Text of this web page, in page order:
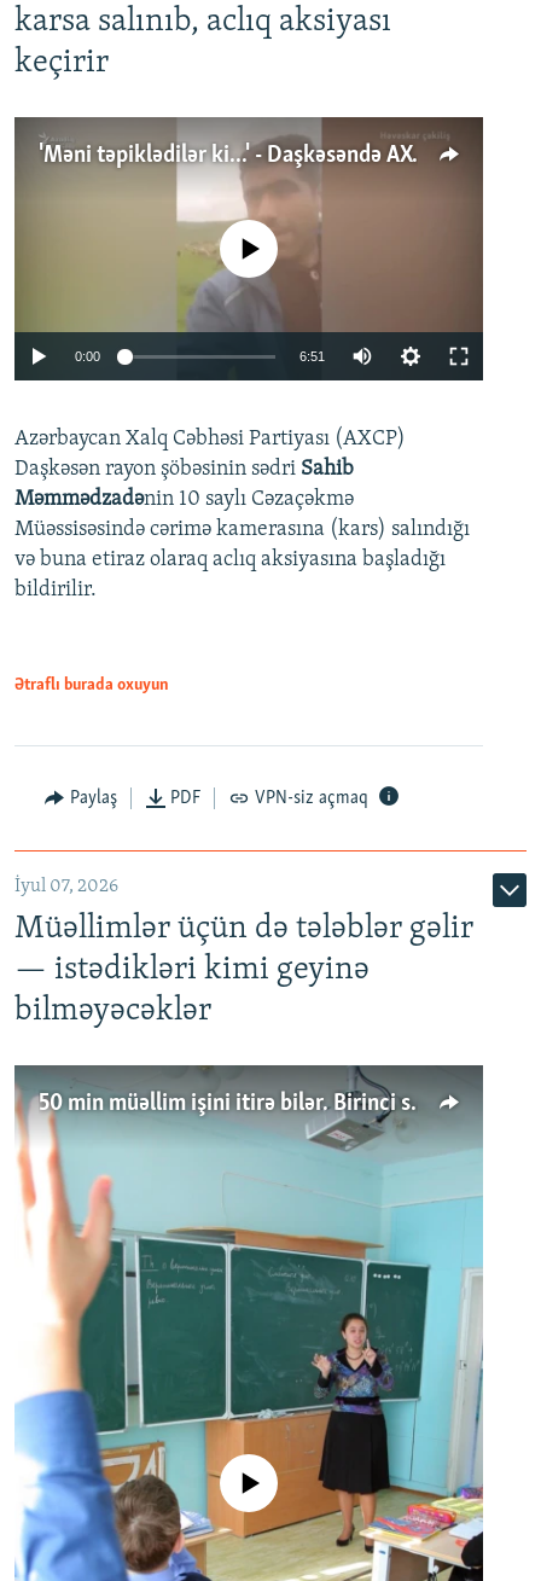
karsa salınıb, aclıq aksiyası
keçirir
'Məni təpiklədilər ki...' - Daşkəsəndə AXCP fəalının yaxınları onun həbsinə etiraz edirlər
Auto 240p 360p
720p 1080p
No media source currently available
0:00 6:51
360p
720p
1080p
Azərbaycan Xalq Cəbhəsi Partiyası (AXCP)
Daşkəsən rayon şöbəsinin sədri Sahib
Məmmədzadənin 10 saylı Cəzaçəkmə
Müəssisəsində cərimə kamerasına (kars) salındığı
və buna etiraz olaraq aclıq aksiyasına başladığı
bildirilir.
Ətraflı burada oxuyun
Paylaş PDF VPN-siz açmaq
İyul 07, 2026
Müəllimlər üçün də tələblər gəlir
— istədikləri kimi geyinə
bilməyəcəklər
50 min müəllim işini itirə bilər. Birinci sinfə gedənlər azalır
No media source currently available